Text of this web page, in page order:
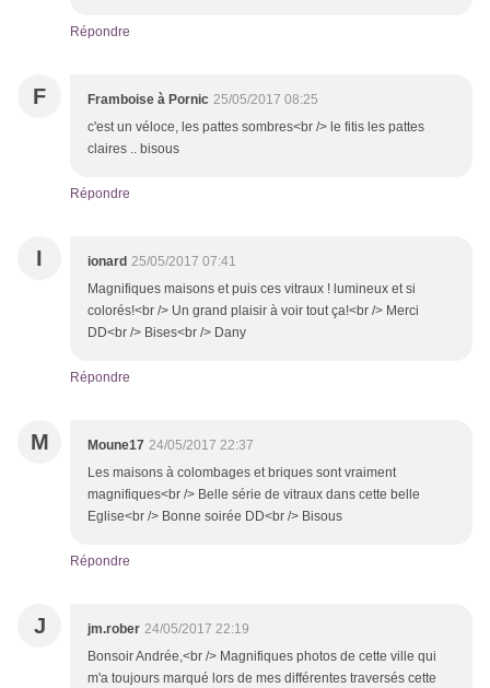
Répondre
F Framboise à Pornic 25/05/2017 08:25
c'est un véloce, les pattes sombres<br /> le fitis les pattes
claires .. bisous
Répondre
I ionard 25/05/2017 07:41
Magnifiques maisons et puis ces vitraux ! lumineux et si
colorés!<br /> Un grand plaisir à voir tout ça!<br /> Merci
DD<br /> Bises<br /> Dany
Répondre
M Moune17 24/05/2017 22:37
Les maisons à colombages et briques sont vraiment
magnifiques<br /> Belle série de vitraux dans cette belle
Eglise<br /> Bonne soirée DD<br /> Bisous
Répondre
J jm.rober 24/05/2017 22:19
Bonsoir Andrée,<br /> Magnifiques photos de cette ville qui
m'a toujours marqué lors de mes différentes traversés cette